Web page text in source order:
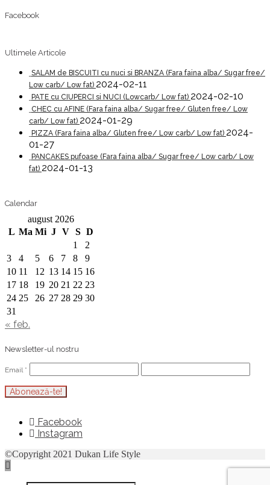
Facebook
Ultimele Articole
SALAM de BISCUITI cu nuci si BRANZA (Fara faina alba/ Sugar free/
Low carb/ Low fat) 2024-02-11
PATE cu CIUPERCI si NUCI (Lowcarb/ Low fat) 2024-02-10
CHEC cu AFINE (Fara faina alba/ Sugar free/ Gluten free/ Low
carb/ Low fat) 2024-01-29
PIZZA (Fara faina alba/ Gluten free/ Low carb/ Low fat) 2024-
01-27
PANCAKES pufoase (Fara faina alba/ Sugar free/ Low carb/ Low
fat) 2024-01-13
Calendar
august 2026
L Ma Mi J V S D
1
2
3
4 5 6 7 8
9
10 11 12 13 14 15 16
17 18 19 20 21 22 23
24 25 26 27 28 29 30
31
« feb.
Newsletter-ul nostru
Email *
Facebook
Instagram
©Copyright 2021 Dukan Life Style